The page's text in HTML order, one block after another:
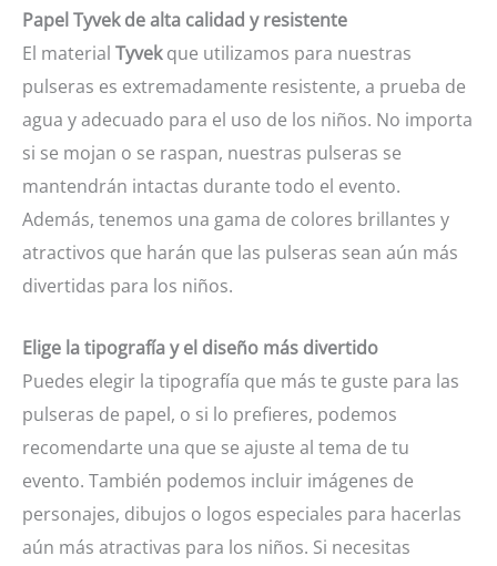
Papel Tyvek de alta calidad y resistente
El material Tyvekque utilizamos para nuestras
pulseras es extremadamente resistente, a prueba de
agua y adecuado para el uso de los niños. No importa
si se mojan o se raspan, nuestras pulseras se
mantendrán intactas durante todo el evento.
Además, tenemos una gama de colores brillantes y
atractivos que harán que las pulseras sean aún más
divertidas para los niños.
Elige la tipografía y el diseño más divertido
Puedes elegir la tipografía que más te guste para las
pulseras de papel, o si lo prefieres, podemos
recomendarte una que se ajuste al tema de tu
evento. También podemos incluir imágenes de
personajes, dibujos o logos especiales para hacerlas
aún más atractivas para los niños. Si necesitas